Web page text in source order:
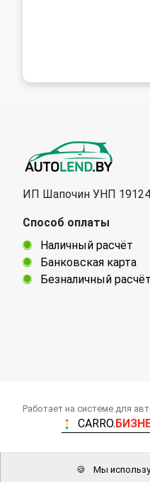
ИП Шапочин УНП
Способ оплаты
Наличный расчёт
Банковская карта
Безналичный расчёт
Работает на системе для
CARRO.
🍪 Мы